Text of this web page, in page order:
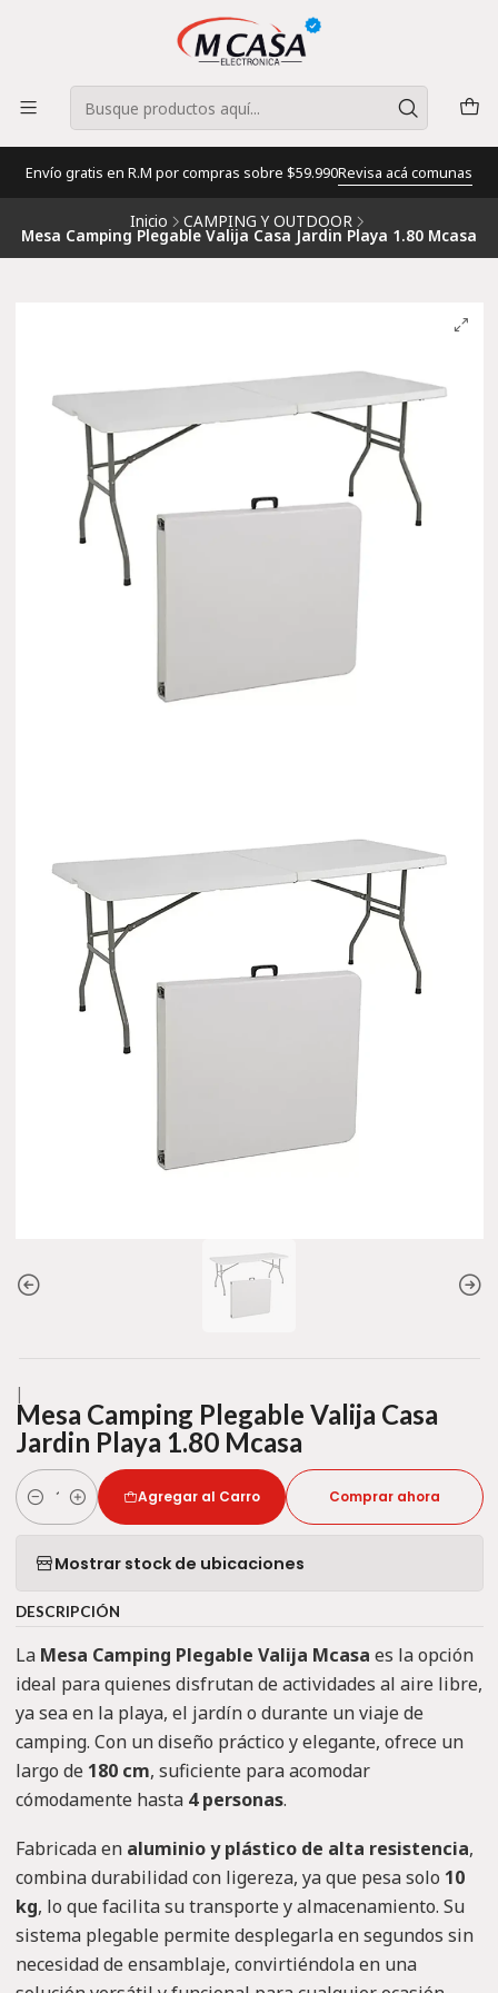
Envío gratis en R.M por compras sobre $59.990Revisa acá comunas
Inicio CAMPING Y OUTDOOR
Mesa Camping Plegable Valija Casa Jardin Playa 1.80 Mcasa
|
Mesa Camping Plegable Valija Casa
Jardin Playa 1.80 Mcasa
Cantidad
Agregar al Carro Comprar ahora
Mostrar stock de ubicaciones
DESCRIPCIÓN
La Mesa Camping Plegable Valija Mcasa es la opción
ideal para quienes disfrutan de actividades al aire libre,
ya sea en la playa, el jardín o durante un viaje de
camping. Con un diseño práctico y elegante, ofrece un
largo de 180 cm, suficiente para acomodar
cómodamente hasta 4 personas.
Fabricada en aluminio y plástico de alta resistencia,
combina durabilidad con ligereza, ya que pesa solo 10
kg, lo que facilita su transporte y almacenamiento. Su
sistema plegable permite desplegarla en segundos sin
necesidad de ensamblaje, convirtiéndola en una